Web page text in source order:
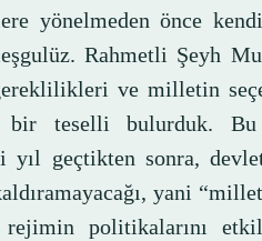
yönelmeden önce
Rahmetli Şeyh
ve milletin
bir teselli bulurduk. Bu
yıl geçtikten sonra,
yani
politikalarını